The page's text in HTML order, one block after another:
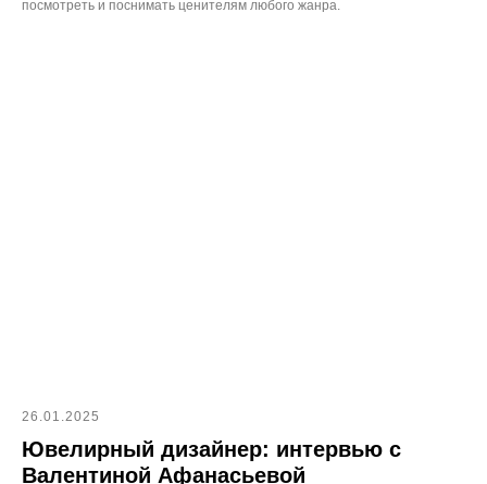
посмотреть и поснимать ценителям любого жанра.
26.01.2025
Ювелирный дизайнер: интервью с
Валентиной Афанасьевой